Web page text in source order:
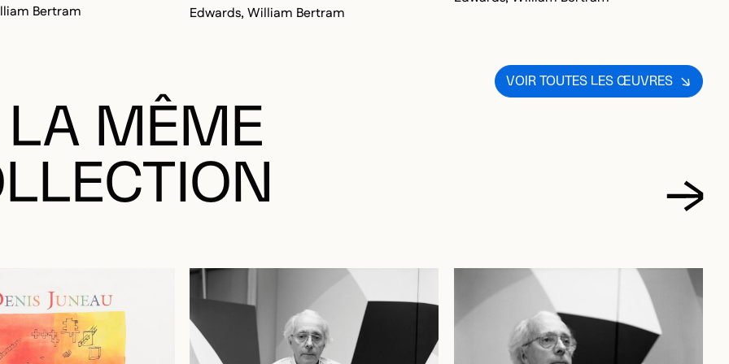
Bertram Edwards, William Bertram
VOIR TOUTES LES ŒUVRES
LA MÊME